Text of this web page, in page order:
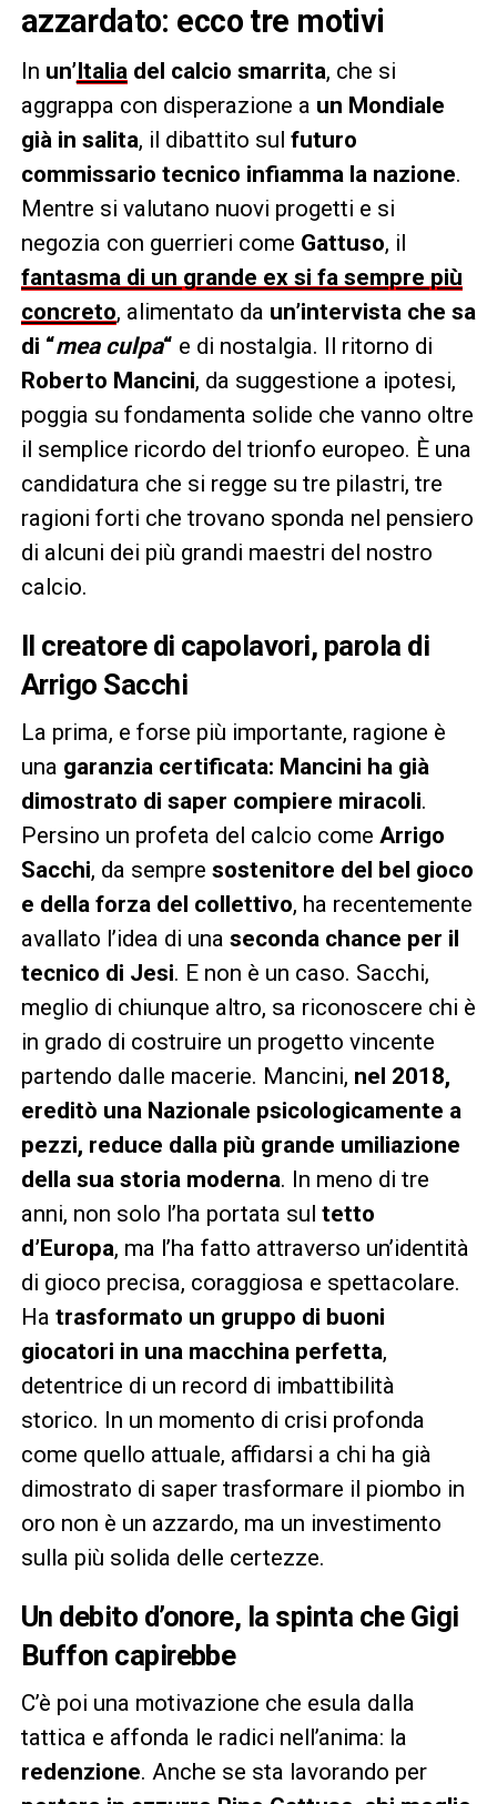
azzardato: ecco tre motivi
In un’Italia del calcio smarrita, che si
aggrappa con disperazione a un Mondiale
già in salita, il dibattito sul futuro
commissario tecnico infiamma la nazione.
Mentre si valutano nuovi progetti e si
negozia con guerrieri come Gattuso, il
fantasma di un grande ex si fa sempre più
concreto, alimentato da un’intervista che sa
di “mea culpa“ e di nostalgia. Il ritorno di
Roberto Mancini, da suggestione a ipotesi,
poggia su fondamenta solide che vanno oltre
il semplice ricordo del trionfo europeo. È una
candidatura che si regge su tre pilastri, tre
ragioni forti che trovano sponda nel pensiero
di alcuni dei più grandi maestri del nostro
calcio.
Il creatore di capolavori, parola di
Arrigo Sacchi
La prima, e forse più importante, ragione è
una garanzia certificata: Mancini ha già
dimostrato di saper compiere miracoli.
Persino un profeta del calcio come Arrigo
Sacchi, da sempre sostenitore del bel gioco
e della forza del collettivo, ha recentemente
avallato l’idea di una seconda chance per il
tecnico di Jesi. E non è un caso. Sacchi,
meglio di chiunque altro, sa riconoscere chi è
in grado di costruire un progetto vincente
partendo dalle macerie. Mancini, nel 2018,
ereditò una Nazionale psicologicamente a
pezzi, reduce dalla più grande umiliazione
della sua storia moderna. In meno di tre
anni, non solo l’ha portata sul tetto
d’Europa, ma l’ha fatto attraverso un’identità
di gioco precisa, coraggiosa e spettacolare.
Ha trasformato un gruppo di buoni
giocatori in una macchina perfetta,
detentrice di un record di imbattibilità
storico. In un momento di crisi profonda
come quello attuale, affidarsi a chi ha già
dimostrato di saper trasformare il piombo in
oro non è un azzardo, ma un investimento
sulla più solida delle certezze.
Un debito d’onore, la spinta che Gigi
Buffon capirebbe
C’è poi una motivazione che esula dalla
tattica e affonda le radici nell’anima: la
redenzione. Anche se sta lavorando per